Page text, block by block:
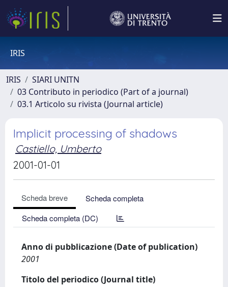
IRIS
IRIS
SIARI UNITN
03 Contributo in periodico (Part of a journal)
03.1 Articolo su rivista (Journal article)
Implicit processing of shadows
Castiello, Umberto
2001-01-01
Scheda breve
Scheda completa
Scheda completa (DC)
Anno di pubblicazione (Date of publication)
2001
Titolo del periodico (Journal title)